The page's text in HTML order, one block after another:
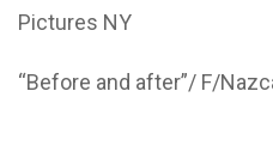
Pictures NY
“Before and after”/ F/